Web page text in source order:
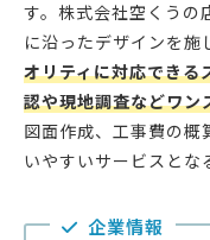
す。株式会社空くうの
に沿ったデザインを施
オリティに対応できる
認や現地調査などワン
図面作成、工事費の概
いやすいサービスとな
企業情報